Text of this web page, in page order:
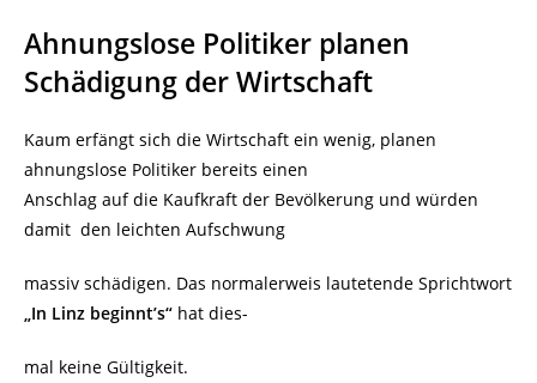
Ahnungslose Politiker planen
Schädigung der Wirtschaft
Kaum erfängt sich die Wirtschaft ein wenig, planen
ahnungslose Politiker bereits einen
Anschlag auf die Kaufkraft der Bevölkerung und würden
damit den leichten Aufschwung
massiv schädigen. Das normalerweis lautetende Sprichtwort
„In Linz beginnt’s“ hat dies-
mal keine Gültigkeit.